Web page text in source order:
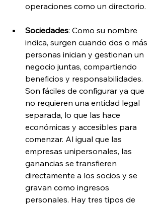
operaciones como un directorio.
Sociedades: Como su nombre
indica, surgen cuando dos o más
personas inician y gestionan un
negocio juntas, compartiendo
beneficios y responsabilidades.
Son fáciles de configurar ya que
no requieren una entidad legal
separada, lo que las hace
económicas y accesibles para
comenzar. Al igual que las
empresas unipersonales, las
ganancias se transfieren
directamente a los socios y se
gravan como ingresos
personales. Hay tres tipos de